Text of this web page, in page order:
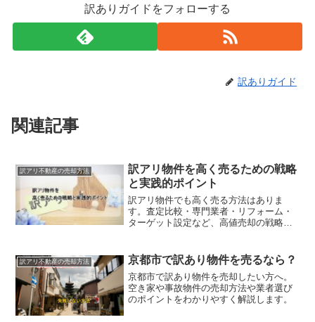
訳ありガイドをフォローする
訳ありガイド
関連記事
訳アリ不動産の売却方法
訳アリ物件を高く売るための戦略
と実践的ポイント
訳アリ物件でも高く売る方法はありま
す。査定比較・専門業者・リフォーム・
ターゲット設定など、高値売却の戦略を
訳アリ不動産の売却方法 京都市で訳あり物件を売るなら？
京都市で訳あり物件を売却したい方へ。
空き家や事故物件の売却方法や業者選び
のポイントをわかりやすく解説します。